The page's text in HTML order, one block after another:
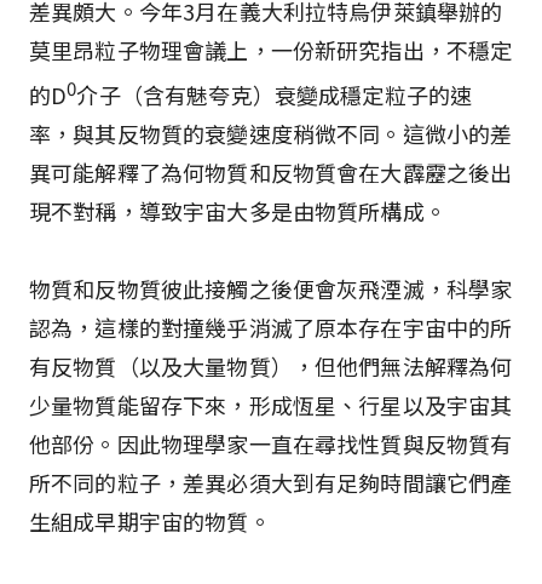
差異頗大。今年3月在義大利拉特烏伊萊鎮舉辦的
莫里昂粒子物理會議上，一份新研究指出，不穩定
的D0介子（含有魅夸克）衰變成穩定粒子的速
率，與其反物質的衰變速度稍微不同。這微小的差
異可能解釋了為何物質和反物質會在大霹靂之後出
現不對稱，導致宇宙大多是由物質所構成。
物質和反物質彼此接觸之後便會灰飛湮滅，科學家
認為，這樣的對撞幾乎消滅了原本存在宇宙中的所
有反物質（以及大量物質），但他們無法解釋為何
少量物質能留存下來，形成恆星、行星以及宇宙其
他部份。因此物理學家一直在尋找性質與反物質有
所不同的粒子，差異必須大到有足夠時間讓它們產
生組成早期宇宙的物質。